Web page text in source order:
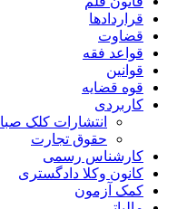
قراردادها
قضاوت
قواعد فقه
قوانین
قوه قضایه
کاربردی
انتشارات کلک صبا
حقوق تجارت
کارشناس رسمی
کانون وکلا دادگستری
کمک آزمون